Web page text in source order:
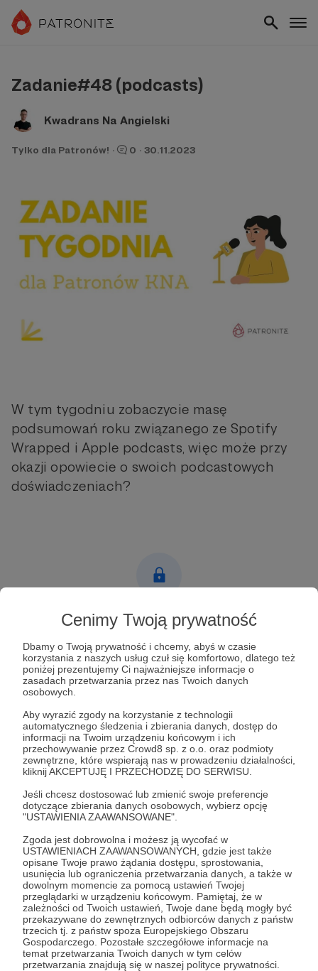
Cenimy Twoją prywatność
Dbamy o Twoją prywatność i chcemy, abyś w czasie
korzystania z naszych usług czuł się komfortowo, dlatego też
poniżej prezentujemy Ci najważniejsze informacje o
zasadach przetwarzania przez nas Twoich danych
osobowych.
Aby wyrazić zgody na korzystanie z technologii
automatycznego śledzenia i zbierania danych, dostęp do
informacji na Twoim urządzeniu końcowym i ich
przechowywanie przez Crowd8 sp. z o.o. oraz podmioty
zewnętrzne, które wspierają nas w prowadzeniu działalności,
kliknij AKCEPTUJĘ I PRZECHODZĘ DO SERWISU.
Jeśli chcesz dostosować lub zmienić swoje preferencje
dotyczące zbierania danych osobowych, wybierz opcję
"USTAWIENIA ZAAWANSOWANE".
Zgoda jest dobrowolna i możesz ją wycofać w
USTAWIENIACH ZAAWANSOWANYCH, gdzie jest także
opisane Twoje prawo żądania dostępu, sprostowania,
usunięcia lub ograniczenia przetwarzania danych, a także w
dowolnym momencie za pomocą ustawień Twojej
przeglądarki w urządzeniu końcowym. Pamiętaj, że w
zależności od Twoich ustawień, Twoje dane będą mogły być
przekazywane do zewnętrznych odbiorców danych z państw
trzecich tj. z państw spoza Europejskiego Obszaru
Gospodarczego. Pozostałe szczegółowe informacje na
temat przetwarzania Twoich danych w tym celów
przetwarzania znajdują się w naszej polityce prywatności.
Zadanie#48 (podcasts)
Kwadrans Na Angielski
Tylko dla Patronów! · 0 · 30.11.2023
W tym tygodniu zobaczycie masę
podsumowań roku związanego ze Spotify
Wrapped i Apple podcasts, więc może przy
okazji opowiecie o swoich podcastowych
doświadczeniach?
Post dostępny tylko dla Patronów
Aby zobaczyć ten materiał musisz być zalogowany
Zostań Patronem
Zaloguj się
zadanie
Udostępnij
Kwadrans Na Angielski
Zobacz profil autora